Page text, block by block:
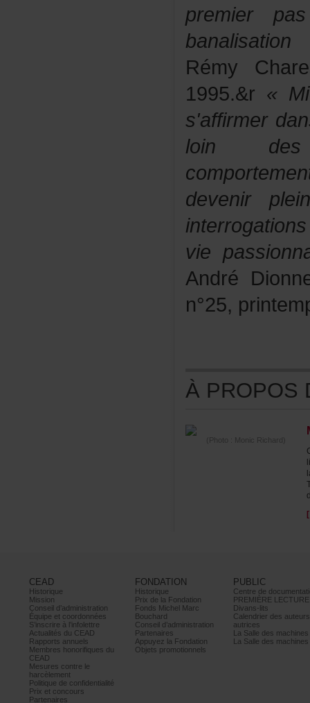
1995.&r
(Photo:MonicRichard)
CEAD
Historique
Mission
Conseild’administration
Équipeetcoordonnées
S’inscrireàl’infolettre
ActualitésduCEAD
Rapportsannuels
Membreshonorifiquesdu
CEAD
Mesurescontrele
harcèlement
Politiquedeconfidentialité
Prixetconcours
Partenaires
FONDATION
Historique
PrixdelaFondation
FondsMichelMarc
Bouchard
Conseild’administration
Partenaires
AppuyezlaFondation
Objetspromotionnels
PUBLIC
PREMIÈRELECTURE
Divans-lits
autrices